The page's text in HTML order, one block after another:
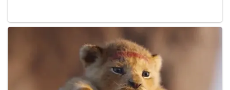
Slavutych.
Kira-kira 100 juruteknik Ukraine terus menjalankan operasi
harian di tapak radioaktif itu selama hampir empat minggu
tanpa penggiliran.